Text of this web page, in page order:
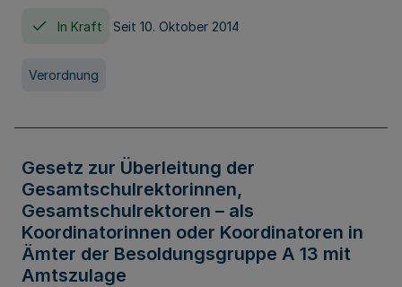
In Kraft Seit 10. Oktober 2014
Verordnung
Gesetz zur Überleitung der
Gesamtschulrektorinnen,
Gesamtschulrektoren – als
Koordinatorinnen oder Koordinatoren in
Ämter der Besoldungsgruppe A 13 mit
Amtszulage